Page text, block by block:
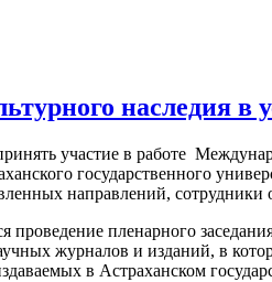
наследия в
участие в работе
государственного
направлений,
пленарного
журналов и изданий, в
в Астраханском